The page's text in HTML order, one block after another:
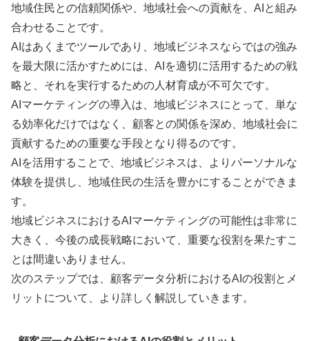
地域住民との信頼関係や、地域社会への貢献を、AIと組み
合わせることです。
AIはあくまでツールであり、地域ビジネスならではの強み
を最大限に活かすためには、AIを適切に活用するための戦
略と、それを実行するための人材育成が不可欠です。
AIマーケティングの導入は、地域ビジネスにとって、単な
る効率化だけではなく、顧客との関係を深め、地域社会に
貢献するための重要な手段となり得るのです。
AIを活用することで、地域ビジネスは、よりパーソナルな
体験を提供し、地域住民の生活を豊かにすることができま
す。
地域ビジネスにおけるAIマーケティングの可能性は非常に
大きく、今後の成長戦略において、重要な役割を果たすこ
とは間違いありません。
次のステップでは、顧客データ分析におけるAIの役割とメ
リットについて、より詳しく解説していきます。